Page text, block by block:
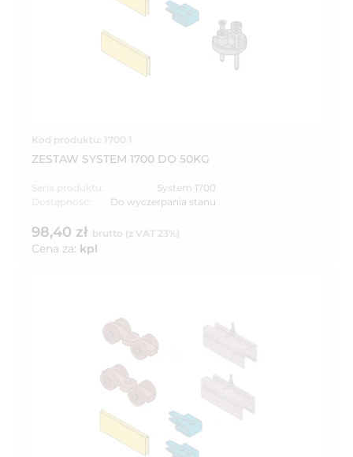
Kod produktu: 1700 1
ZESTAW SYSTEM 1700 DO 50KG
Seria produktu:
System 1700
Dostępność:
Do wyczerpania stanu
98,40 zł brutto (z VAT 23%)
Cena za: kpl